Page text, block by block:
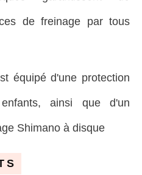
de freinage par tous
équipé d'une protection
ainsi que d'un
Shimano à disque